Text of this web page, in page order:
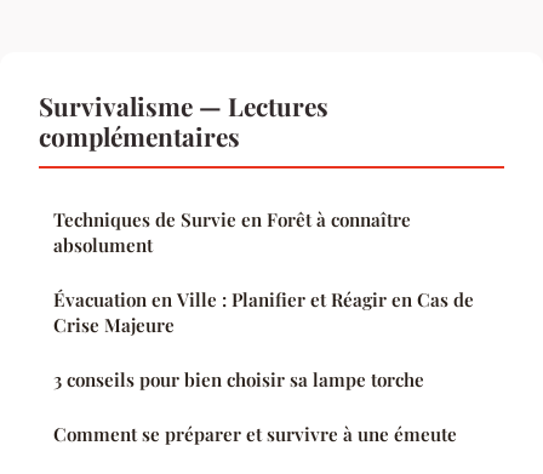
Survivalisme — Lectures
complémentaires
Techniques de Survie en Forêt à connaître
absolument
Évacuation en Ville : Planifier et Réagir en Cas de
Crise Majeure
3 conseils pour bien choisir sa lampe torche
Comment se préparer et survivre à une émeute